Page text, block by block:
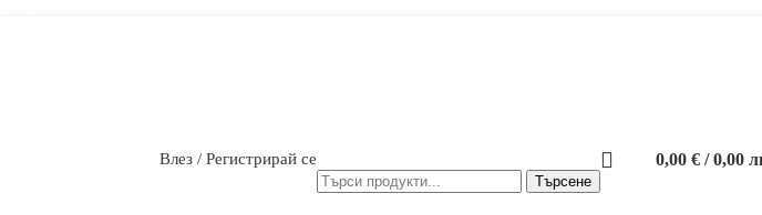
Влез / Регистрирай се
Търсене
0,00 € / 0,00